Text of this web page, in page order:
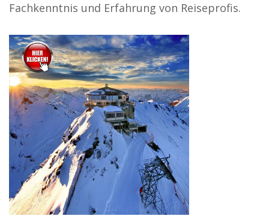
Fachkenntnis und Erfahrung von Reiseprofis.